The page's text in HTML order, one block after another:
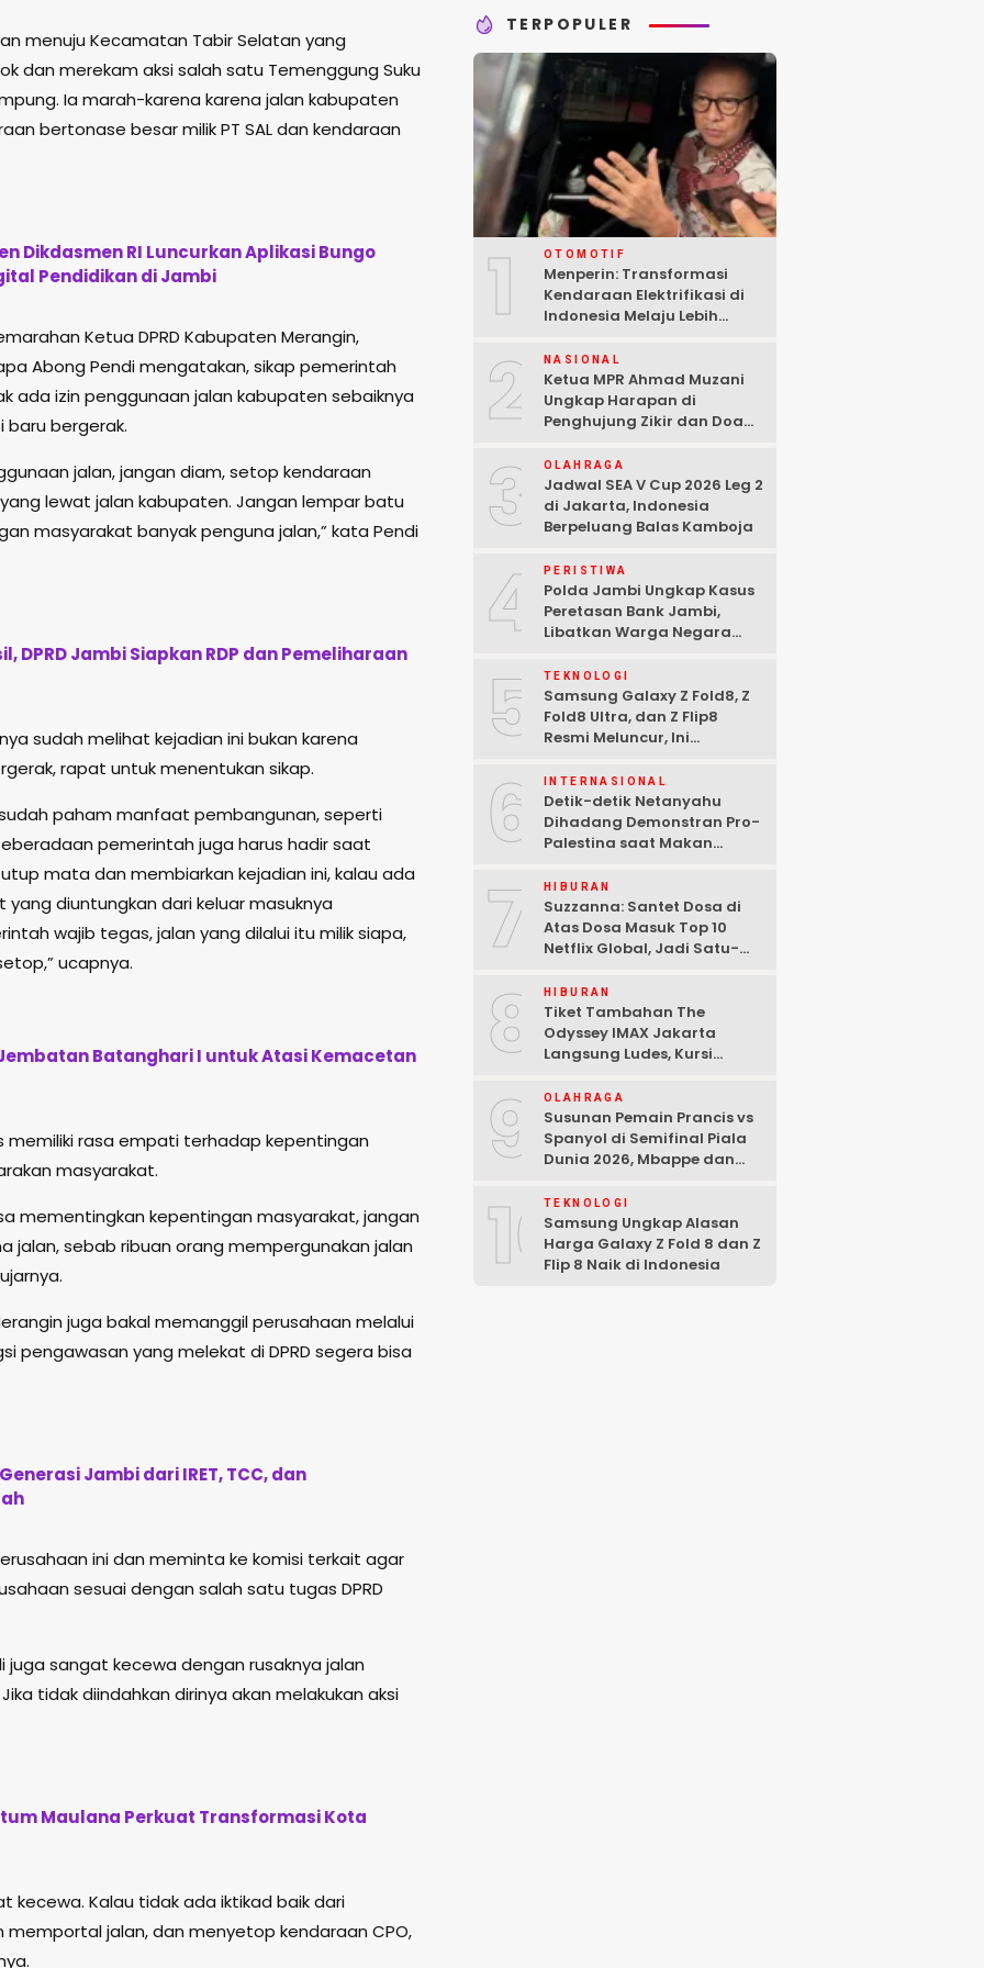
menuju Kecamatan Tabir Selatan yang
dan merekam aksi salah satu Temenggung Suku
Ia marah-karena karena jalan kabupaten
bertonase besar milik PT SAL dan kendaraan
Dikdasmen RI Luncurkan Aplikasi Bungo
Pendidikan di Jambi
Ketua DPRD Kabupaten Merangin,
Abong Pendi mengatakan, sikap pemerintah
ada izin penggunaan jalan kabupaten sebaiknya
baru bergerak.
jalan, jangan diam, setop kendaraan
lewat jalan kabupaten. Jangan lempar batu
masyarakat banyak penguna jalan,” kata Pendi
DPRD Jambi Siapkan RDP dan Pemeliharaan
sudah melihat kejadian ini bukan karena
rapat untuk menentukan sikap.
sudah paham manfaat pembangunan, seperti
pemerintah juga harus hadir saat
mata dan membiarkan kejadian ini, kalau ada
diuntungkan dari keluar masuknya
wajib tegas, jalan yang dilalui itu milik siapa,
ucapnya.
Batanghari I untuk Atasi Kemacetan
memiliki rasa empati terhadap kepentingan
masyarakat.
mementingkan kepentingan masyarakat, jangan
jalan, sebab ribuan orang mempergunakan jalan
juga bakal memanggil perusahaan melalui
pengawasan yang melekat di DPRD segera bisa
Jambi dari IRET, TCC, dan
ini dan meminta ke komisi terkait agar
sesuai dengan salah satu tugas DPRD
juga sangat kecewa dengan rusaknya jalan
tidak diindahkan dirinya akan melakukan aksi
Maulana Perkuat Transformasi Kota
kecewa. Kalau tidak ada iktikad baik dari
memportal jalan, dan menyetop kendaraan CPO,
TERPOPULER
1 OTOMOTIF
Menperin: Transformasi
Kendaraan Elektrifikasi di
Indonesia Melaju Lebih
2 NASIONAL
Ketua MPR Ahmad Muzani
Ungkap Harapan di
Penghujung Zikir dan Doa
3 OLAHRAGA
Jadwal SEA V Cup 2026 Leg 2
di Jakarta, Indonesia
Berpeluang Balas Kamboja
4 PERISTIWA
Polda Jambi Ungkap Kasus
Peretasan Bank Jambi,
Libatkan Warga Negara
Tersangka Ditangkap
5 TEKNOLOGI
Samsung Galaxy Z Fold8, Z
Fold8 Ultra, dan Z Flip8
Resmi Meluncur, Ini
6 INTERNASIONAL
Detik-detik Netanyahu
Dihadang Demonstran Pro-
Palestina saat Makan
7 HIBURAN
Suzzanna: Santet Dosa di
Atas Dosa Masuk Top 10
Netflix Global, Jadi Satu-
8 HIBURAN
Tiket Tambahan The
Odyssey IMAX Jakarta
Langsung Ludes, Kursi
9 OLAHRAGA
Susunan Pemain Prancis vs
Spanyol di Semifinal Piala
Dunia 2026, Mbappe dan
10TEKNOLOGI
Samsung Ungkap Alasan
Harga Galaxy Z Fold 8 dan Z
Flip 8 Naik di Indonesia